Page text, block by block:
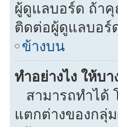
ผู้ดูแลบอร์ด ถ้า
ติดต่อผู้ดูแลบอร์
ข้างบน
ทำอย่างไง ให้บ
สามารถทำได้
แตกต่างของกลุ่